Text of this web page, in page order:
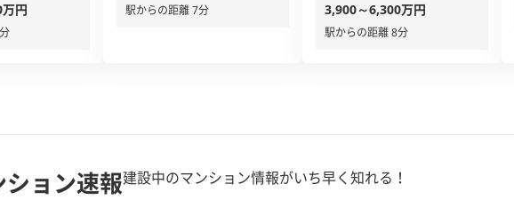
円 駅からの距離 7分 3,900～6,300万円
駅からの距離 8分
ョン速報建設中のマンション情報がいち早く知れる！